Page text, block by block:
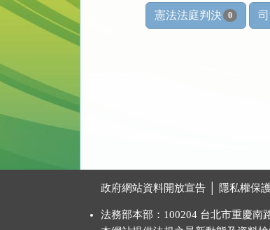
憲法法庭判決 0
政府網站資料開放宣告 隱私權保
法務部本部：100204 台北市重慶